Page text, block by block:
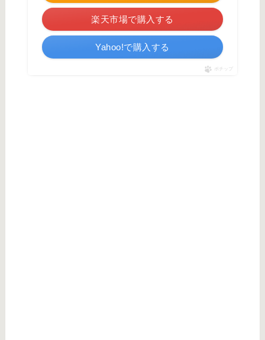
楽天市場で購入する
Yahoo!で購入する
ポチップ